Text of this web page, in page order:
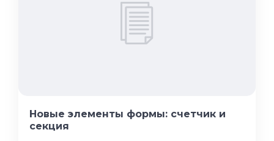
Новые элементы формы: счетчик и
секция